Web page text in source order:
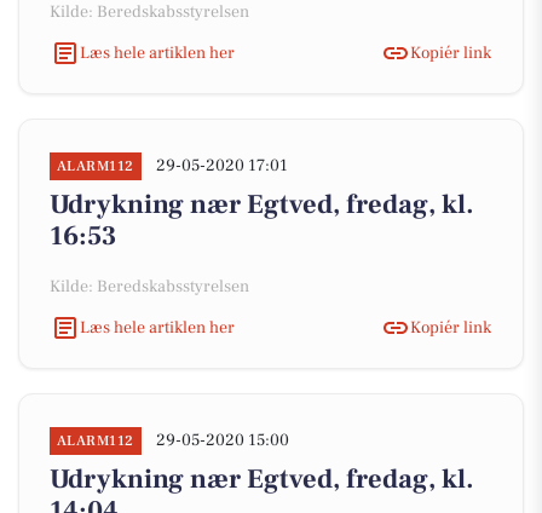
Kilde: Beredskabsstyrelsen
Læs hele artiklen her
Kopiér link
ALARM112 29-05-2020 17:01
Udrykning nær Egtved, fredag, kl.
16:53
Kilde: Beredskabsstyrelsen
Læs hele artiklen her
Kopiér link
ALARM112 29-05-2020 15:00
Udrykning nær Egtved, fredag, kl.